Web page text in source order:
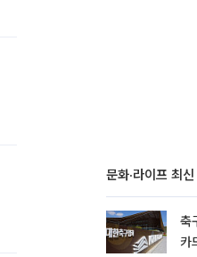
문화·라이프 최
축
카